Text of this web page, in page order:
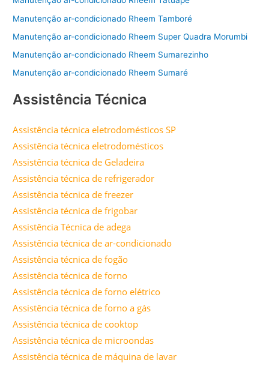
Manutenção ar-condicionado Rheem Tamboré
Manutenção ar-condicionado Rheem Super Quadra Morumbi
Manutenção ar-condicionado Rheem Sumarezinho
Manutenção ar-condicionado Rheem Sumaré
Assistência Técnica
Assistência técnica eletrodomésticos SP
Assistência técnica eletrodomésticos
Assistência técnica de Geladeira
Assistência técnica de refrigerador
Assistência técnica de freezer
Assistência técnica de frigobar
Assistência Técnica de adega
Assistência técnica de ar-condicionado
Assistência técnica de fogão
Assistência técnica de forno
Assistência técnica de forno elétrico
Assistência técnica de forno a gás
Assistência técnica de cooktop
Assistência técnica de microondas
Assistência técnica de máquina de lavar